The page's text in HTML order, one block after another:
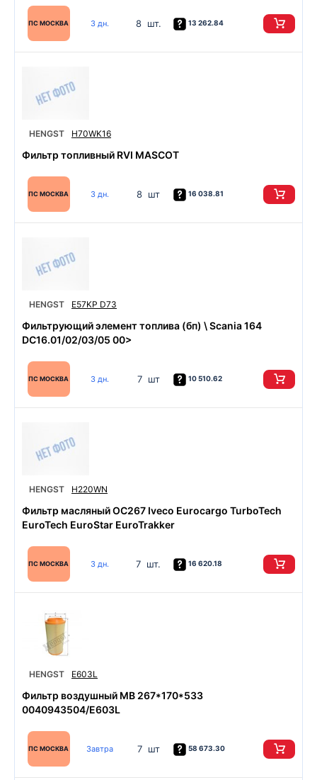
ПС МОСКВА 3 дн. 8 шт. 13 262.84
HENGST H70WK16
Фильтр топливный RVI MASCOT
ПС МОСКВА 3 дн. 8 шт 16 038.81
HENGST E57KP D73
Фильтрующий элемент топлива (бп) \ Scania 164
DC16.01/02/03/05 00>
ПС МОСКВА 3 дн. 7 шт 10 510.62
HENGST H220WN
Фильтр масляный OC267 Iveco Eurocargo TurboTech
EuroTech EuroStar EuroTrakker
ПС МОСКВА 3 дн. 7 шт. 16 620.18
HENGST E603L
Фильтр воздушный MB 267*170*533
0040943504/E603L
ПС МОСКВА Завтра 7 шт 58 673.30